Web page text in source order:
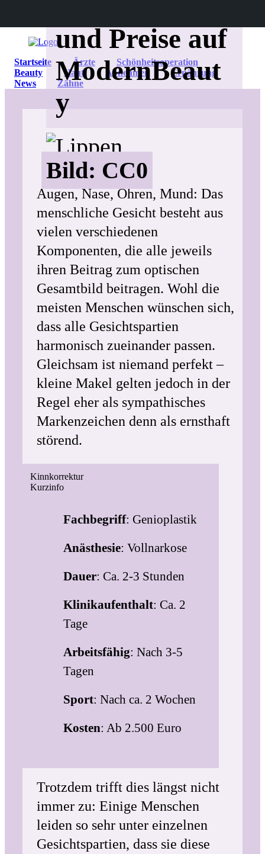
Startseite Ärzte
Schönheitsoperation
Beauty
Haut Abnehmen
Ernährung
News
Zähne
Bild: CC0
und Preise auf
ModernBeaut
y
Augen, Nase, Ohren, Mund: Das
menschliche Gesicht besteht aus
vielen verschiedenen
Komponenten, die alle jeweils
ihren Beitrag zum optischen
Gesamtbild beitragen. Wohl die
meisten Menschen wünschen sich,
dass alle Gesichtspartien
harmonisch zueinander passen.
Gleichsam ist niemand perfekt –
kleine Makel gelten jedoch in der
Regel eher als sympathisches
Markenzeichen denn als ernsthaft
störend.
Kinnkorrektur
Kurzinfo
Fachbegriff: Genioplastik
Anästhesie: Vollnarkose
Dauer: Ca. 2-3 Stunden
Klinikaufenthalt: Ca. 2
Tage
Arbeitsfähig: Nach 3-5
Tagen
Sport: Nach ca. 2 Wochen
Kosten: Ab 2.500 Euro
Trotzdem trifft dies längst nicht
immer zu: Einige Menschen
leiden so sehr unter einzelnen
Gesichtspartien, dass sie diese